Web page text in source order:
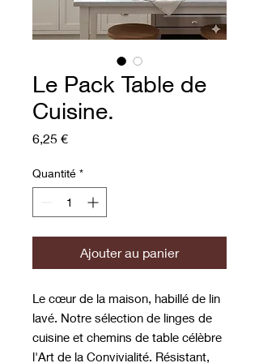
Le Pack Table de
Cuisine.
6,25 €Prix
Quantité *
Ajouter au panier
Le cœur de la maison, habillé de lin
lavé. Notre sélection de linges de
cuisine et chemins de table célèbre
l'Art de la Convivialité. Résistant,